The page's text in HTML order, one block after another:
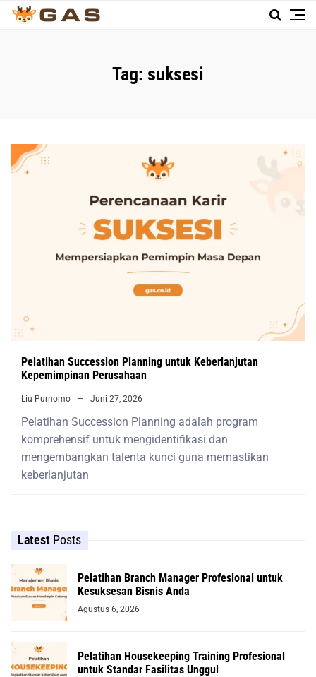
Tag: suksesi
Pelatihan Succession Planning untuk Keberlanjutan
Kepemimpinan Perusahaan
Liu Purnomo Juni 27, 2026
Pelatihan Succession Planning adalah program
komprehensif untuk mengidentifikasi dan
mengembangkan talenta kunci guna memastikan
keberlanjutan
Latest Posts
Pelatihan Branch Manager Profesional untuk
Kesuksesan Bisnis Anda
Agustus 6, 2026
Pelatihan Housekeeping Training Profesional
untuk Standar Fasilitas Unggul